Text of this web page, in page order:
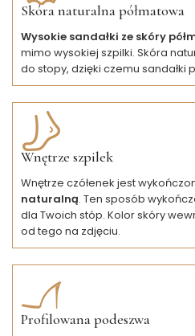
Skóra naturalna półmatowa
Wysokie sandałki ze skóry
mimo wysokiej szpilki. Skóra
do stopy, dzięki czemu sandałki
Wnętrze szpilek
Wnętrze czółenek jest
naturalną. Ten sposób
dla Twoich stóp. Kolor skóry
od tego na zdjęciu.
Profilowana podeszwa